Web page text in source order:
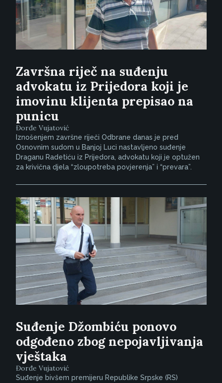
Završna riječ na suđenju
advokatu iz Prijedora koji je
imovinu klijenta prepisao na
punicu
Đorđe Vujatović
Iznošenjem završne riječi Odbrane danas je pred
Osnovnim sudom u Banjoj Luci nastavljeno suđenje
Draganu Radetiću iz Prijedora, advokatu koji je optužen
za krivična djela “zloupotreba povjerenja” i “prevara”.
Suđenje Džombiću ponovo
odgođeno zbog nepojavljivanja
vještaka
Đorđe Vujatović
Suđenje bivšem premijeru Republike Srpske (RS)